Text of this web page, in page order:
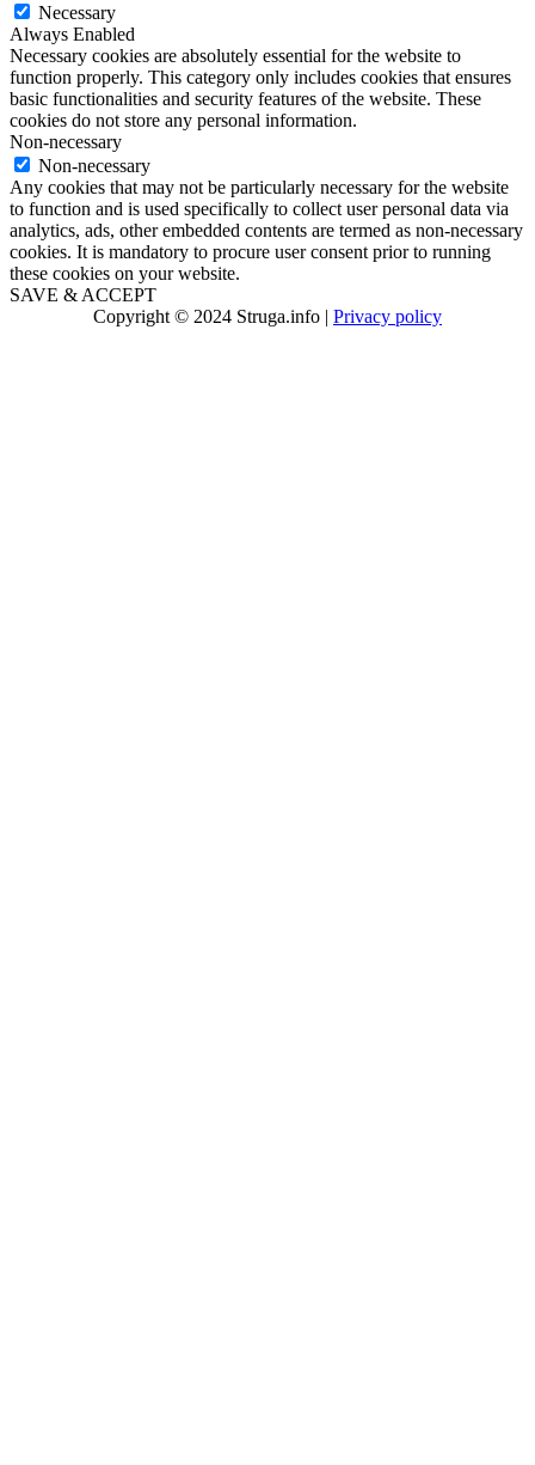
Necessary
Always Enabled
Necessary cookies are absolutely essential for the website to
function properly. This category only includes cookies that ensures
basic functionalities and security features of the website. These
cookies do not store any personal information.
Non-necessary
Non-necessary
Any cookies that may not be particularly necessary for the website
to function and is used specifically to collect user personal data via
analytics, ads, other embedded contents are termed as non-necessary
cookies. It is mandatory to procure user consent prior to running
these cookies on your website.
SAVE & ACCEPT
Copyright © 2024 Struga.info | Privacy policy